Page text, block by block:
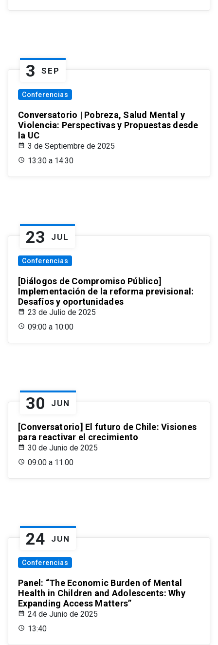
3 SEP
Conferencias
Conversatorio | Pobreza, Salud Mental y
Violencia: Perspectivas y Propuestas desde
la UC
3 de Septiembre de 2025
13:30 a 14:30
23 JUL
Conferencias
[Diálogos de Compromiso Público]
Implementación de la reforma previsional:
Desafíos y oportunidades
23 de Julio de 2025
09:00 a 10:00
30 JUN
[Conversatorio] El futuro de Chile: Visiones
para reactivar el crecimiento
30 de Junio de 2025
09:00 a 11:00
24 JUN
Conferencias
Panel: “The Economic Burden of Mental
Health in Children and Adolescents: Why
Expanding Access Matters”
24 de Junio de 2025
13:40